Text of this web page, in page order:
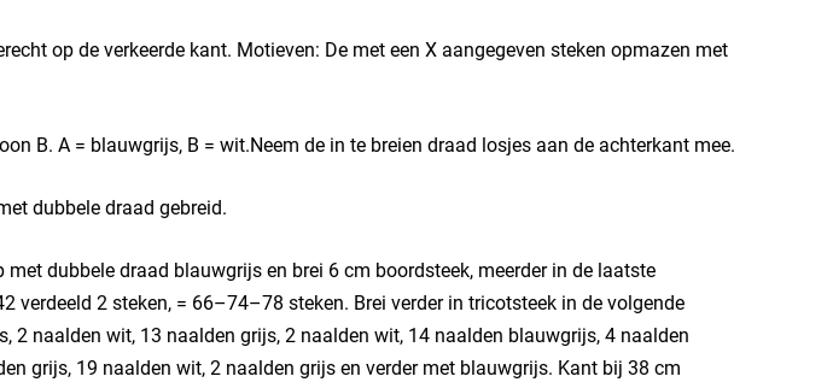
op de verkeerde kant. Motieven: De met een X aangegeven steken opmazen met
B. A = blauwgrijs, B = wit.Neem de in te breien draad losjes aan de achterkant mee.
dubbele draad gebreid.
dubbele draad blauwgrijs en brei 6 cm boordsteek, meerder in de laatste
verdeeld 2 steken, = 66–74–78 steken. Brei verder in tricotsteek in de volgende
2 naalden wit, 13 naalden grijs, 2 naalden wit, 14 naalden blauwgrijs, 4 naalden
grijs, 19 naalden wit, 2 naalden grijs en verder met blauwgrijs. Kant bij 38 cm